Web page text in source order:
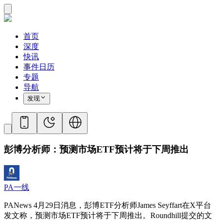
首页
深度
快讯
事件日历
专题
导航
发现
彭博分析师：预测市场ETF预计将于下周推出
PA一线
PANews 4月29日消息，彭博ETF分析师James Seyffart在X平台
发文称，预测市场ETF预计将于下周推出。Roundhill提交的文